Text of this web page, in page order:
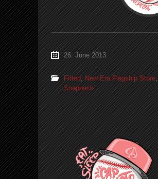
26. June 2013
Fitted,New Era Flagship Store,
Snapback